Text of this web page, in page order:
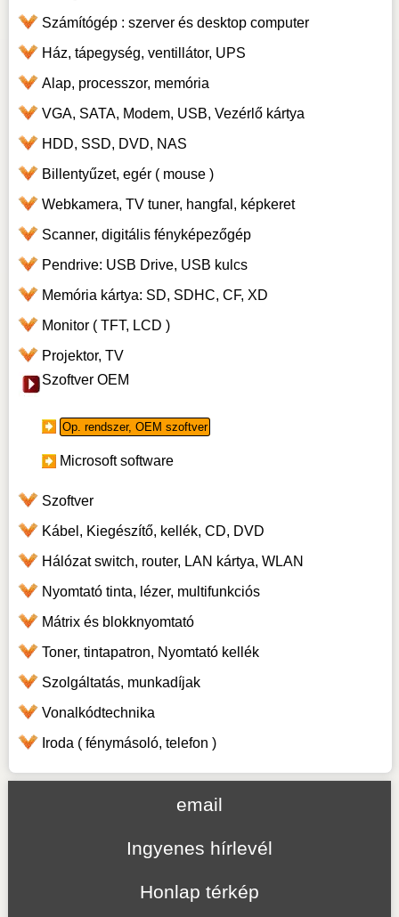
Számítógép : szerver és desktop computer
Ház, tápegység, ventillátor, UPS
Alap, processzor, memória
VGA, SATA, Modem, USB, Vezérlő kártya
HDD, SSD, DVD, NAS
Billentyűzet, egér ( mouse )
Webkamera, TV tuner, hangfal, képkeret
Scanner, digitális fényképezőgép
Pendrive: USB Drive, USB kulcs
Memória kártya: SD, SDHC, CF, XD
Monitor ( TFT, LCD )
Projektor, TV
Szoftver OEM
Op. rendszer, OEM szoftver
Microsoft software
Szoftver
Kábel, Kiegészítő, kellék, CD, DVD
Hálózat switch, router, LAN kártya, WLAN
Nyomtató tinta, lézer, multifunkciós
Mátrix és blokknyomtató
Toner, tintapatron, Nyomtató kellék
Szolgáltatás, munkadíjak
Vonalkódtechnika
Iroda ( fénymásoló, telefon )
email
Ingyenes hírlevél
Honlap térkép